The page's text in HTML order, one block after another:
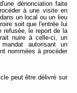
dénonciation faite
à une visite en
un local ou un lieu
soit que l'entrée lui
refusée, le report de la
nuire à celle-ci, un
autorisant un
nommées à procéder
peut être délivré sur